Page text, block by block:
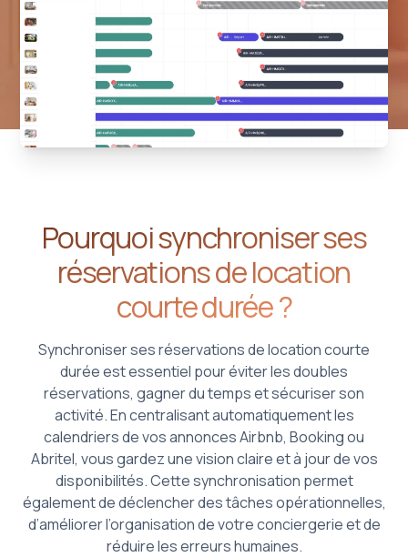
Pourquoi synchroniser ses
réservations de location
courte durée ?
Synchroniser ses réservations de location courte
durée est essentiel pour éviter les doubles
réservations, gagner du temps et sécuriser son
activité. En centralisant automatiquement les
calendriers de vos annonces Airbnb, Booking ou
Abritel, vous gardez une vision claire et à jour de vos
disponibilités. Cette synchronisation permet
également de déclencher des tâches opérationnelles,
d’améliorer l’organisation de votre conciergerie et de
réduire les erreurs humaines.